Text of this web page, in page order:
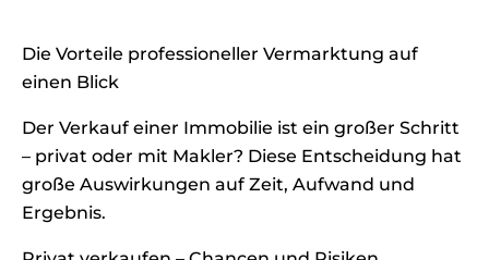
Die Vorteile professioneller Vermarktung auf
einen Blick
Der Verkauf einer Immobilie ist ein großer Schritt
– privat oder mit Makler? Diese Entscheidung hat
große Auswirkungen auf Zeit, Aufwand und
Ergebnis.